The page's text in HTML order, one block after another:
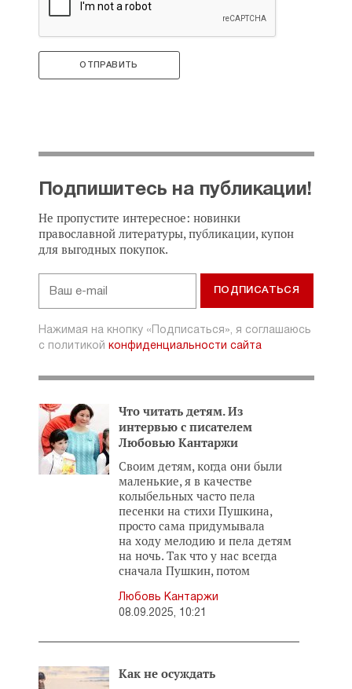
ОТПРАВИТЬ
Подпишитесь на публикации!
Не пропустите интересное: новинки
православной литературы, публикации, купон
для выгодных покупок.
Нажимая на кнопку «Подписаться», я соглашаюсь
с политикой конфиденциальности сайта
Что читать детям. Из
интервью с писателем
Любовью Кантаржи
Своим детям, когда они были
маленькие, я в качестве
колыбельных часто пела
песенки на стихи Пушкина,
просто сама придумывала
на ходу мелодию и пела детям
на ночь. Так что у нас всегда
сначала Пушкин, потом
Любовь Кантаржи
08.09.2025, 10:21
Как не осуждать